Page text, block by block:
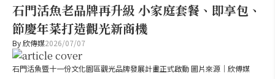
石門活魚老品牌再升級 小家庭套餐、即享包、
節慶年菜打造觀光新商機
By欣傳媒2026/07/07
石門活魚暨十一份文化園區觀光品牌發展計畫正式啟動 圖片來源｜欣傅媒